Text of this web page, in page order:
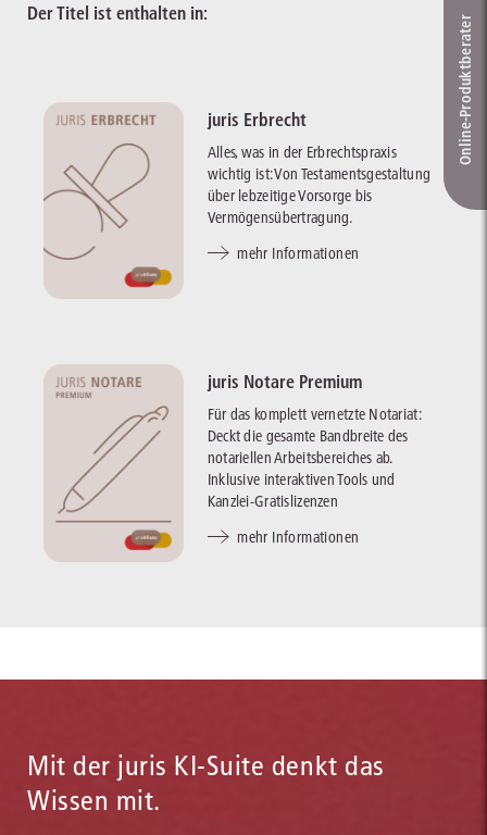
Der Titel ist enthalten in:
juris Erbrecht
Alles, was in der Erbrechtspraxis
wichtig ist: Von Testamentsgestaltung
über lebzeitige Vorsorge bis
Vermögensübertragung.
mehr Informationen
juris Notare Premium
Für das komplett vernetzte Notariat:
Deckt die gesamte Bandbreite des
notariellen Arbeitsbereiches ab.
Inklusive interaktiven Tools und
Kanzlei-Gratislizenzen
mehr Informationen
Mit der juris KI-Suite denkt das
Wissen mit.
Online-Produkt­berater